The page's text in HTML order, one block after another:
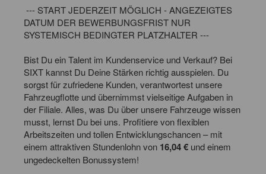
--- START JEDERZEIT MÖGLICH - ANGEZEIGTES
DATUM DER BEWERBUNGSFRIST NUR
SYSTEMISCH BEDINGTER PLATZHALTER ---
Bist Du ein Talent im Kundenservice und Verkauf? Bei
SIXT kannst Du Deine Stärken richtig ausspielen. Du
sorgst für zufriedene Kunden, verantwortest unsere
Fahrzeugflotte und übernimmst vielseitige Aufgaben in
der Filiale. Alles, was Du über unsere Fahrzeuge wissen
musst, lernst Du bei uns. Profitiere von flexiblen
Arbeitszeiten und tollen Entwicklungschancen – mit
einem attraktiven Stundenlohn von 16,04 € und einem
ungedeckelten Bonussystem!